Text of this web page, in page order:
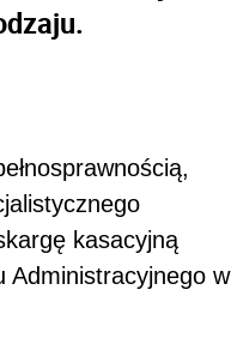
kasacyjną
Administracyjnego w